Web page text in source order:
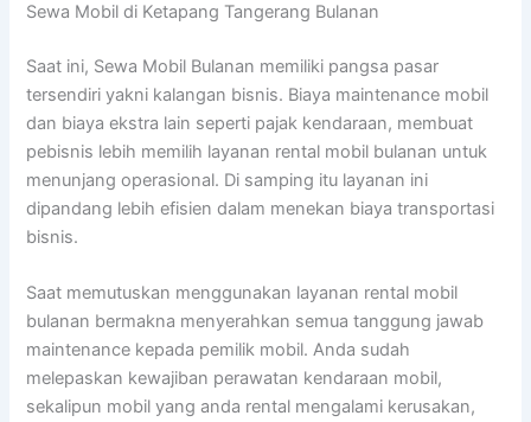
Sewa Mobil di Ketapang Tangerang Bulanan
Saat ini, Sewa Mobil Bulanan memiliki pangsa pasar
tersendiri yakni kalangan bisnis. Biaya maintenance mobil
dan biaya ekstra lain seperti pajak kendaraan, membuat
pebisnis lebih memilih layanan rental mobil bulanan untuk
menunjang operasional. Di samping itu layanan ini
dipandang lebih efisien dalam menekan biaya transportasi
bisnis.
Saat memutuskan menggunakan layanan rental mobil
bulanan bermakna menyerahkan semua tanggung jawab
maintenance kepada pemilik mobil. Anda sudah
melepaskan kewajiban perawatan kendaraan mobil,
sekalipun mobil yang anda rental mengalami kerusakan,